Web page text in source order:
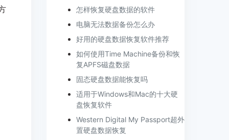
怎样恢复硬盘数据的软件
电脑无法数据备份怎么办
好用的硬盘数据恢复软件推荐
如何使用Time Machine备份和恢
复APFS磁盘数据
固态硬盘数据能恢复吗
适用于Windows和Mac的十大硬
盘恢复软件
Western Digital My Passport超外
置硬盘数据恢复